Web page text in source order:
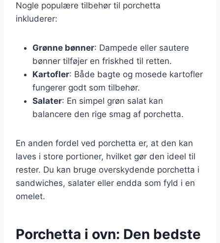
Nogle populære tilbehør til porchetta
inkluderer:
Grønne bønner: Dampede eller sautere
bønner tilføjer en friskhed til retten.
Kartofler: Både bagte og mosede kartofler
fungerer godt som tilbehør.
Salater: En simpel grøn salat kan
balancere den rige smag af porchetta.
En anden fordel ved porchetta er, at den kan
laves i store portioner, hvilket gør den ideel til
rester. Du kan bruge overskydende porchetta i
sandwiches, salater eller endda som fyld i en
omelet.
Porchetta i ovn: Den bedste